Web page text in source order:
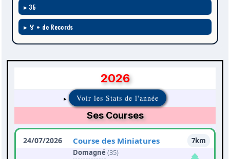
35
🏅 + de Records
2026
Voir les Stats de l'année
Ses Courses
24/07/2026 Course des Miniatures
7km
Domagné (35)